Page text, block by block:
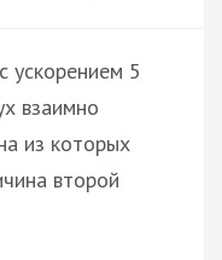
ускорением 5
взаимно
из которых
второй